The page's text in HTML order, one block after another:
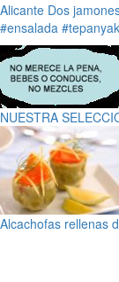
Alicante Dos
#ensalada
NUESTRA
Alcachofas rellenas